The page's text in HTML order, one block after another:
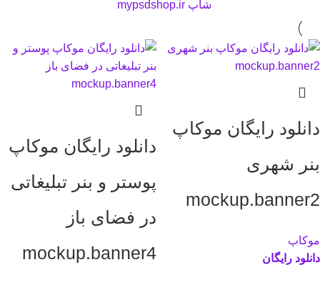
دانلود رایگان موکاپ
بنر شهری
mockup.banner2
موکاپ
دانلود رایگان
دانلود رایگان موکاپ
پوستر و بنر تبلیغاتی
در فضای باز
mockup.banner4